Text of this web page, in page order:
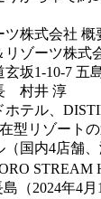
株式会社 概
ゾーツ株式
坂1-10-7 五
村井 淳
テル、
型リゾートの
国内4店舗、
STREAM
（2024年4月